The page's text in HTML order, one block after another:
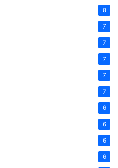
8
7
7
7
7
7
6
6
6
6